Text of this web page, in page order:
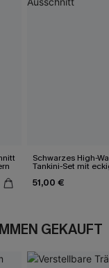
Schwarzes High-
Tankini-Set mit
51,00 €
GEKAUFT